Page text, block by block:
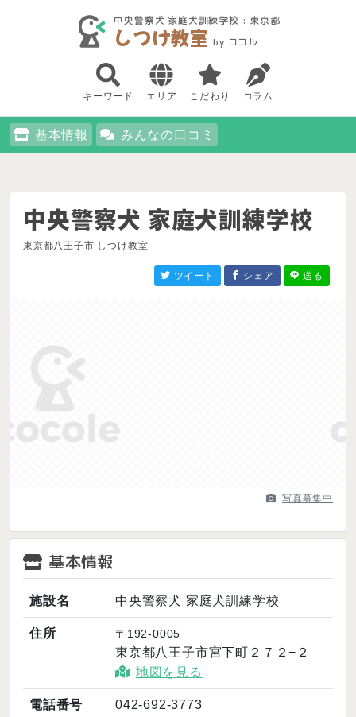
中央警察犬 家庭犬訓練学校 : 東京都
しつけ教室by ココル
キーワード エリア こだわり コラム
基本情報 みんなの口コミ
中央警察犬 家庭犬訓練学校
東京都八王子市 しつけ教室
ツイート シェア 送る
Previous
写真募集中
基本情報
施設名 中央警察犬 家庭犬訓練学校
住所 〒192-0005
東京都八王子市宮下町２７２−２
地図を見る
電話番号 042-692-3773